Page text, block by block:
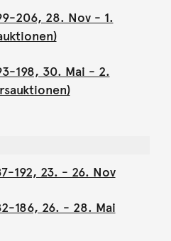
206, 28. Nov - 1.
198, 30. Mai - 2.
192, 23. - 26. Nov
186, 26. - 28. Mai